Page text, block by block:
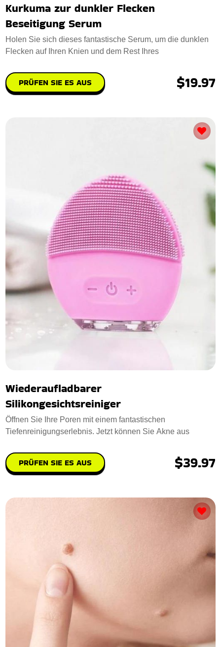
Kurkuma zur dunkler Flecken
Beseitigung Serum
Holen Sie sich dieses fantastische Serum, um die dunklen
Flecken auf Ihren Knien und dem Rest Ihres
PRÜFEN SIE ES AUS $19.97
Wiederaufladbarer
Silikongesichtsreiniger
Öffnen Sie Ihre Poren mit einem fantastischen
Tiefenreinigungserlebnis. Jetzt können Sie Akne aus
PRÜFEN SIE ES AUS $39.97